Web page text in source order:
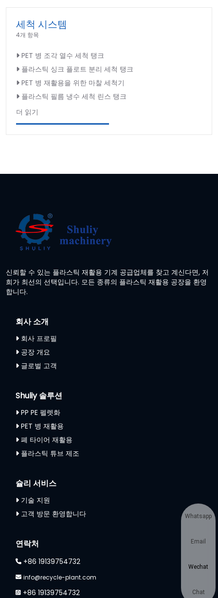
세척 시스템
4개 항목
PET 병 조각 열수 세척 탱크
플라스틱 싱크 플로트 분리 세척 탱크
PET 병 재활용을 위한 마찰 세척기
플라스틱 필름 냉수 세척 린스 탱크
더 읽기
신뢰할 수 있는 플라스틱 재활용 기계 공급업체를 찾고 계신다면, 저
희가 최선의 선택입니다. 모든 종류의 플라스틱 재활용 공장을 환영
합니다.
회사 소개
회사 프로필
공장 개요
글로벌 고객
Shuliy 솔루션
PP PE 펠렛화
PET 병 재활용
폐 타이어 재활용
플라스틱 튜브 제조
슐리 서비스
기술 지원
고객 방문 환영합니다
연락처
+86 19139754732
info@recycle-plant.com
+86 19139754732
Whatsapp
Email
Wechat
Chat